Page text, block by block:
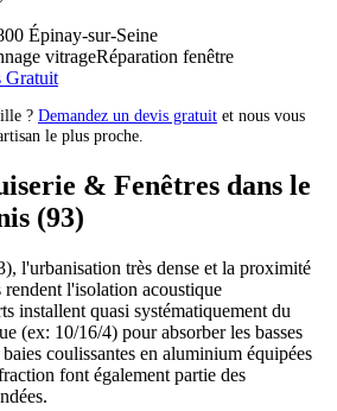
Épinay-sur-Seine
vitrageRéparation fenêtre
Gratuit
? Demandez un devis gratuit et nous vous
le plus proche.
& Fenêtres dans le
(93)
l'urbanisation très dense et la proximité
rendent l'isolation acoustique
installent quasi systématiquement du
(ex: 10/16/4) pour absorber les basses
coulissantes en aluminium équipées
font également partie des